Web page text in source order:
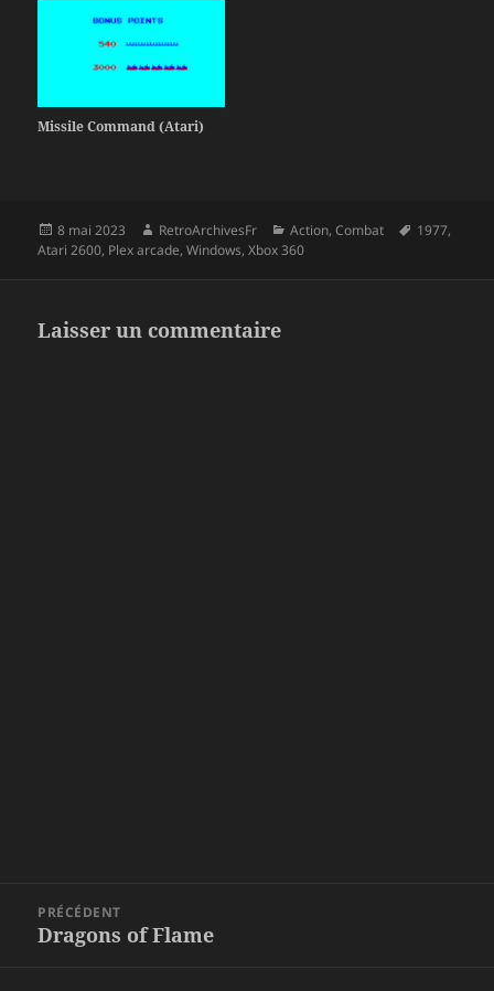
Missile Command (Atari)
Publié
le
8 mai 2023 Auteur
RetroArchivesFr Catégories
Action,Combat
Mots-
1977,
Atari 2600, Plex arcade,Windows,Xbox 360
Laisser un commentaire
l’article
PRÉCÉDENT
Article
Dragons of Flame